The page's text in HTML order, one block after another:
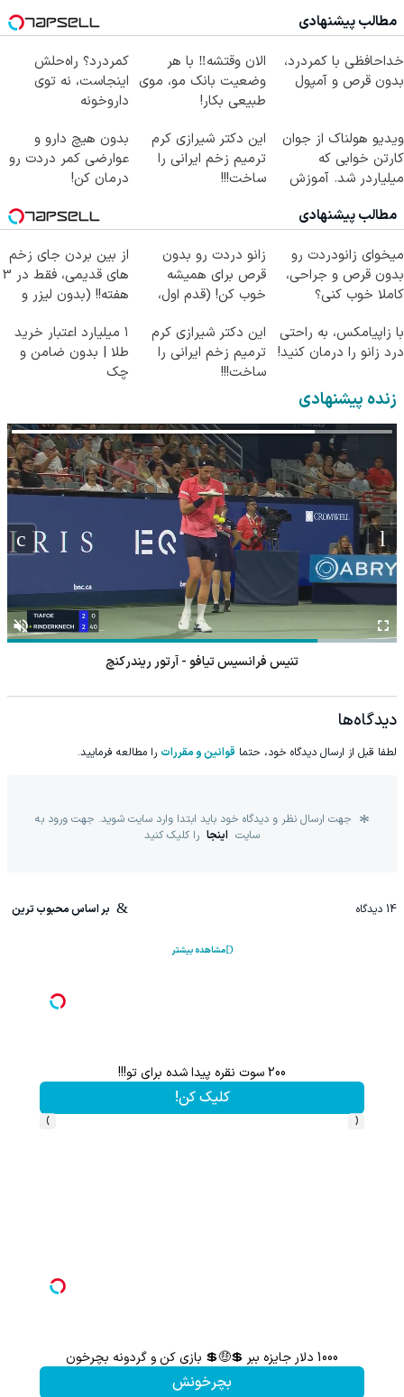
مطالب پیشنهادی
خداحافظی با کمردرد،
بدون قرص و آمپول
الان وقتشه‼️ با هر
وضعیت بانک مو، موی
طبیعی بکار!
کمردرد؟ راه‌حلش
اینجاست، نه توی
داروخونه
ویدیو هولناک از جوان
کارتن خوابی که
میلیاردر شد. آموزش
این دکتر شیرازی کرم
ترمیم زخم ایرانی را
ساخت!!!
بدون هیچ دارو و
عوارضی کمر دردت رو
درمان کن!
مطالب پیشنهادی
میخوای زانودردت رو
بدون قرص و جراحی،
کاملا خوب کنی؟
زانو دردت رو بدون
قرص برای همیشه
خوب کن! (قدم اول،
از بین بردن جای زخم
های قدیمی، فقط در 3
هفته!! (بدون لیزر و
با زاپیامکس، به راحتی
درد زانو را درمان کنید!
این دکتر شیرازی کرم
ترمیم زخم ایرانی را
ساخت!!!
۱ میلیارد اعتبار خرید
طلا | بدون ضامن و
چک
زنده پیشنهادی
تنیس فرانسیس تیافو - آرتور ریندرکنچ
دیدگاه‌ها
لطفا قبل از ارسال دیدگاه خود، حتما قوانین و مقررات را مطالعه فرمایید.
جهت ارسال نظر و دیدگاه خود باید ابتدا وارد سایت شوید. جهت ورود به
سایت اینجا را کلیک کنید
14 دیدگاه بر اساس محبوب ترین
مشاهده بیشتر
200 سوت نقره پیدا شده برای تو!!!
کلیک کن!
‹
›
1000 دلار جایزه ببر 💲🤑💲 بازی کن و گردونه بچرخون
بچرخونش